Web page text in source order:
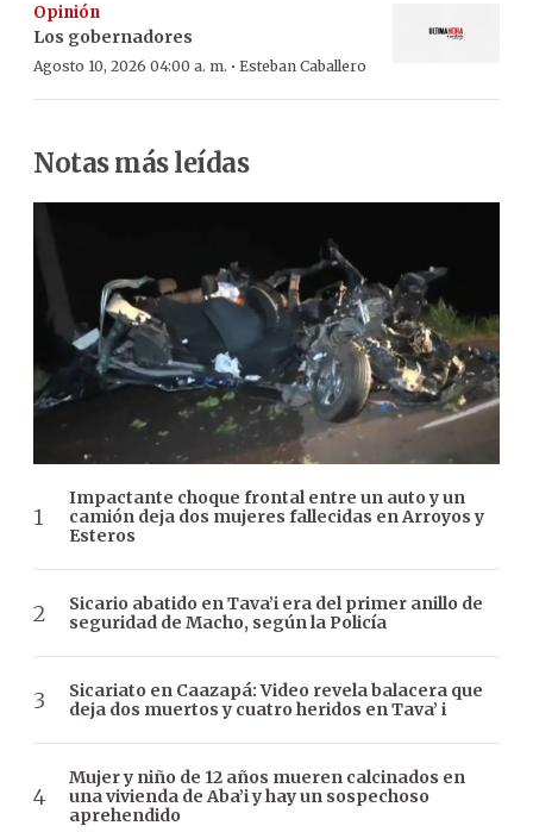
Opinión
Los gobernadores
Agosto 10, 2026 04:00 a. m. · Esteban Caballero
Notas más leídas
Impactante choque frontal entre un auto y un
camión deja dos mujeres fallecidas en Arroyos y
Esteros
Sicario abatido en Tava’i era del primer anillo de
seguridad de Macho, según la Policía
Sicariato en Caazapá: Video revela balacera que
deja dos muertos y cuatro heridos en Tava’ i
Mujer y niño de 12 años mueren calcinados en
una vivienda de Aba’i y hay un sospechoso
aprehendido